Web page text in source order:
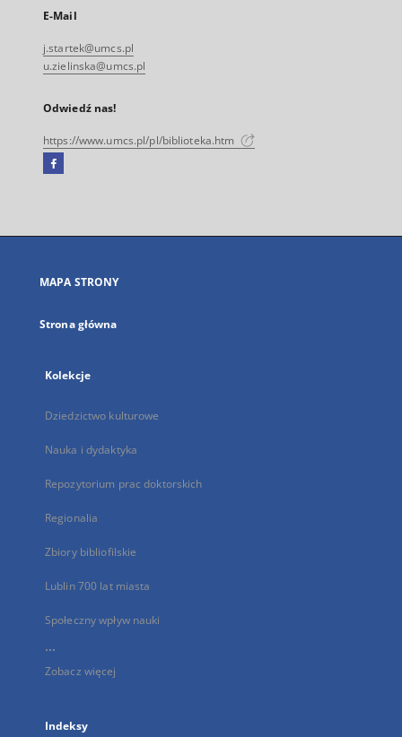
E-Mail
j.startek@umcs.pl
u.zielinska@umcs.pl
Odwiedź nas!
https://www.umcs.pl/pl/biblioteka.htm
Facebook
się
karcie
MAPA STRONY
Strona główna
Kolekcje
Dziedzictwo kulturowe
Nauka i dydaktyka
Repozytorium prac doktorskich
Regionalia
Zbiory bibliofilskie
Lublin 700 lat miasta
Społeczny wpływ nauki
...
Zobacz więcej
Indeksy